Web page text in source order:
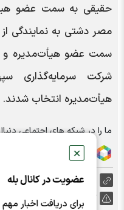
✕
عضویت در کانال بله
برای دریافت اخبار مهم
حقیقی به سمت عضو
مصر دشتی به نمایندگی
سمت عضو هیأت‌مدیره و
شرکت سرمایه‌گذاری
هیأت‌مدیره انتخاب شدند.
ما را در شبکه های اجتماعی
nabzebourse.com/000MVq
گزارش خطا